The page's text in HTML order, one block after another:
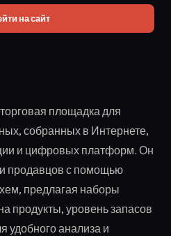
на сайт
площадка для
собранных в Интернете,
и цифровых платформ. Он
продавцов с помощью
предлагая наборы
продукты, уровень запасов
удобного анализа и